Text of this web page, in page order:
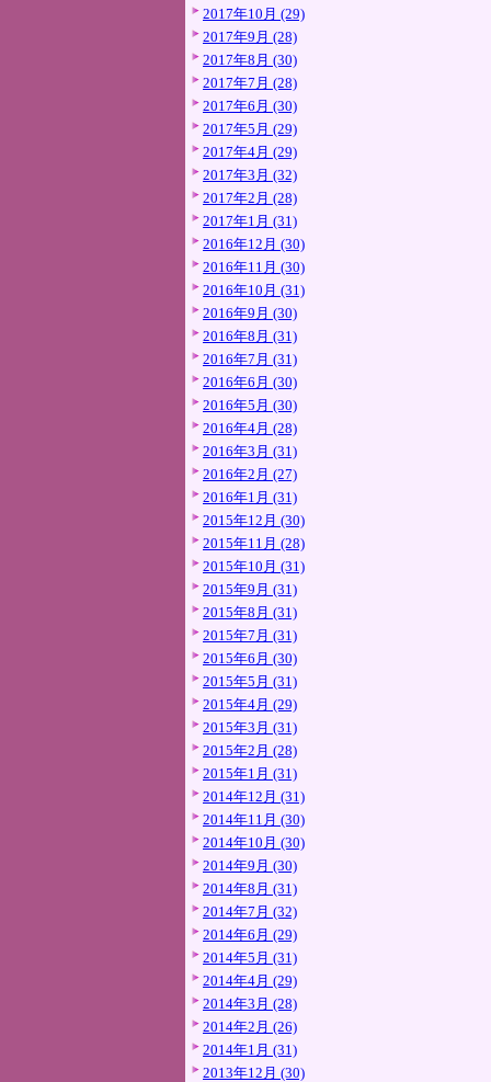
2017年10月 (29)
2017年9月 (28)
2017年8月 (30)
2017年7月 (28)
2017年6月 (30)
2017年5月 (29)
2017年4月 (29)
2017年3月 (32)
2017年2月 (28)
2017年1月 (31)
2016年12月 (30)
2016年11月 (30)
2016年10月 (31)
2016年9月 (30)
2016年8月 (31)
2016年7月 (31)
2016年6月 (30)
2016年5月 (30)
2016年4月 (28)
2016年3月 (31)
2016年2月 (27)
2016年1月 (31)
2015年12月 (30)
2015年11月 (28)
2015年10月 (31)
2015年9月 (31)
2015年8月 (31)
2015年7月 (31)
2015年6月 (30)
2015年5月 (31)
2015年4月 (29)
2015年3月 (31)
2015年2月 (28)
2015年1月 (31)
2014年12月 (31)
2014年11月 (30)
2014年10月 (30)
2014年9月 (30)
2014年8月 (31)
2014年7月 (32)
2014年6月 (29)
2014年5月 (31)
2014年4月 (29)
2014年3月 (28)
2014年2月 (26)
2014年1月 (31)
2013年12月 (30)